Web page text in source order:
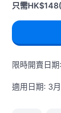
只需
限時開賣日
適用日期: 3